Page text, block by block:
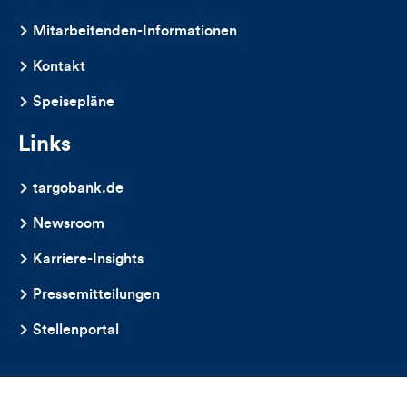
dieses
Artikels
Mitarbeitenden-Informationen
Kontakt
Speisepläne
Links
targobank.de
Newsroom
Karriere-Insights
Pressemitteilungen
Stellenportal